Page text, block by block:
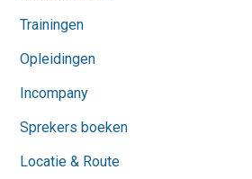
Trainingen
Opleidingen
Incompany
Sprekers boeken
Locatie & Route